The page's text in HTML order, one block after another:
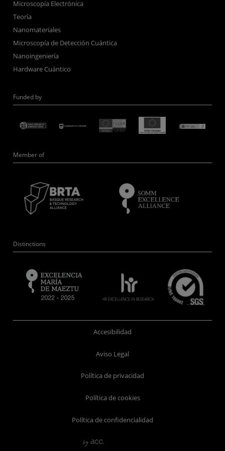
Microscopía Electrónica
Teoría
Nanomateriales
Microscopía de Detección Cuántica
Nanoingeniería
Hardware Cuántico
Funded by
Member of
Distinctions
Accesibilidad
Aviso Legal
Política de privacidad
Política de cookies
Política de confidencialidad